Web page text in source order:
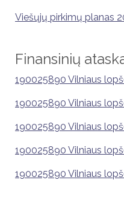
Viešųjų pirkimų planas
Finansinių
190025890 Vilniaus
190025890 Vilniaus
190025890 Vilniaus
190025890 Vilniaus
190025890 Vilniaus